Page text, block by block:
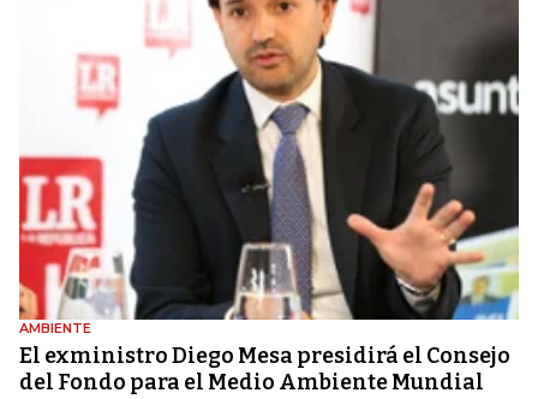
AMBIENTE
El exministro Diego Mesa presidirá el Consejo
del Fondo para el Medio Ambiente Mundial